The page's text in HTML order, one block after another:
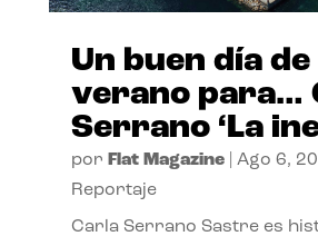
Un buen día de
verano para…
Serrano ‘La
por Flat Magazine| Ago 6,
Reportaje
Carla Serrano Sastre es